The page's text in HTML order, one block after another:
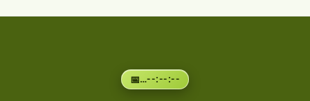
📅…--:--:--